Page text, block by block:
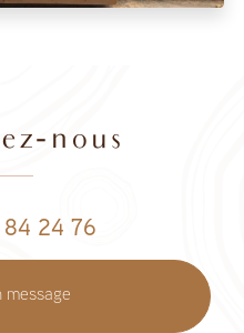
nous
84 24 76
message